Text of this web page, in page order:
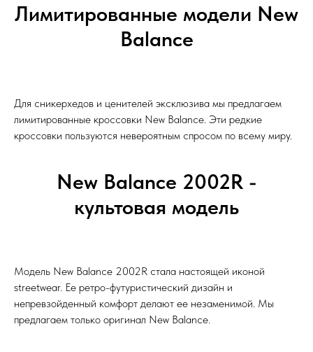
Лимитированные модели New
Balance
Для сникерхедов и ценителей эксклюзива мы предлагаем
лимитированные кроссовки New Balance. Эти редкие
кроссовки пользуются невероятным спросом по всему миру.
New Balance 2002R -
культовая модель
Модель New Balance 2002R стала настоящей иконой
streetwear. Ее ретро-футуристический дизайн и
непревзойденный комфорт делают ее незаменимой. Мы
предлагаем только оригинал New Balance.